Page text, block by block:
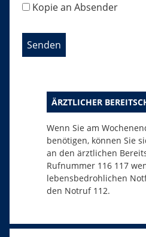
Kopie an Absender
ÄRZTLICHER
Wenn Sie am
benötigen, können Sie
an den ärztlichen
Rufnummer 116 117
lebensbedrohlichen
den Notruf 112.